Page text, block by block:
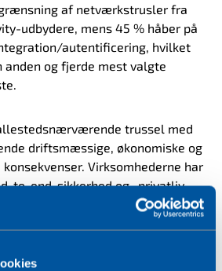
af netværkstrusler fra
udbydere, mens 45 % håber på
autentificering, hvilket
anden og fjerde mest valgte
trussel med
driftsmæssige, økonomiske og
Virksomhederne har
to-end-sikkerhed og -privatliv,
-truslerog robust
og derfor anbefaler
sig mod, opdage og reagere på